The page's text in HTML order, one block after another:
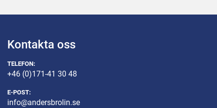
Kontakta oss
TELEFON:
+46 (0)171-41 30 48
E-POST:
info@andersbrolin.se